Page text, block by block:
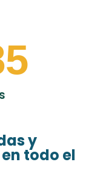
y
todo el